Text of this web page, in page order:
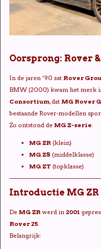
Oorsprong: Rover
In de jaren ’90 zat Rover
BMW (2000) kwam het merk
Consortium, dat MG Rover
bestaande Rover-modellen
Zo ontstond de MG Z-serie:
MG ZR (klein)
MG ZS (middelklasse)
MG ZT (topklasse)
Introductie MG ZR
De MG ZR werd in 2001
Rover 25.
Belangrijk: